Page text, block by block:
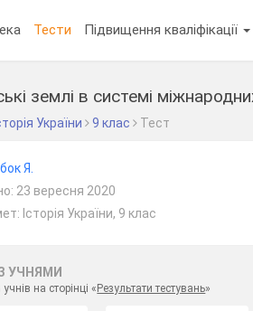
Тести Підвищення кваліфікації
землі в системі
України 9 клас Тест
Я.
23 вересня 2020
Історія України, 9 клас
УЧНЯМИ
на сторінці « Результати тестувань»